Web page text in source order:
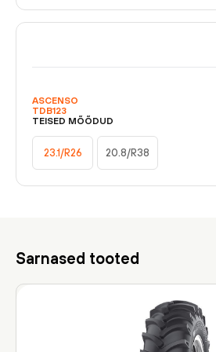
ASCENSO
TDB123
TEISED MÕÕDUD
23.1/R26 20.8/R38
Sarnased tooted